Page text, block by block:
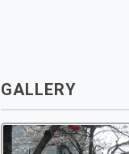
GALLERY